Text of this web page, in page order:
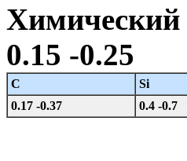
Химический
0.15 -0.25
C Si
0.17 -0.37
0.4 -0.7